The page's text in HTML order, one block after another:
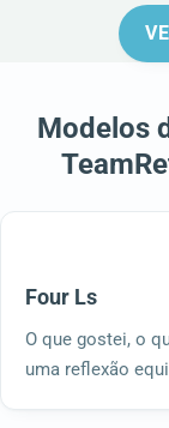
Modelos
Four Ls
O que gostei, o
uma reflexão